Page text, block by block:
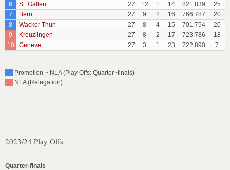
6
St. Gallen 27 12 1 14 821:839
25
7
Bern 27 9 2 16 766:787
20
8
Wacker Thun 27 8 4 15 701:754
20
9
Kreuzlingen 27 8 2 17 723:786
18
10
Geneve 27 3 1 23 722:890 7
Promotion ~ NLA (Play Offs: Quarter~finals)
NLA (Relegation)
2023/24 Play Offs
Quarter-finals